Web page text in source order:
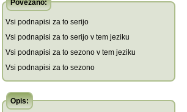
Povezano:
Vsi podnapisi za to serijo
Vsi podnapisi za to serijo v tem jeziku
Vsi podnapisi za to sezono v tem jeziku
Vsi podnapisi za to sezono
Opis: